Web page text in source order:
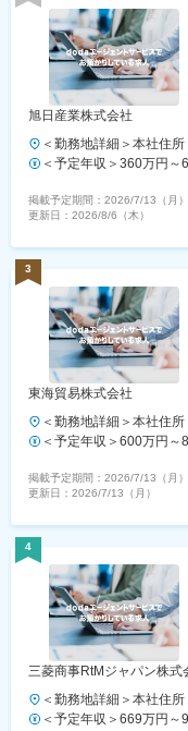
旭日産業株式会社
＜勤務地詳細＞本社住
駅：東京メトロ 半蔵門
＜予定年収＞360万円
金内訳＞月額（基本給
～330,000円＜昇給有無
■賞与：年2回■残業代は
掲載予定期間： 2026/7/13（月）
更新日： 2026/8/6（木）
3
東海貿易株式会社
＜勤務地詳細＞本社住
最寄駅：東京メトロ線
＜予定年収＞600万円
ブあり＜賃金内訳＞月
500,000円～666,000円
も目安の金額であり、
掲載予定期間： 2026/7/13（月）
更新日： 2026/7/13（月）
4
三菱商事RtMジャパン株式
＜勤務地詳細＞本社住
務地最寄駅：JR線／東
＜予定年収＞669万円